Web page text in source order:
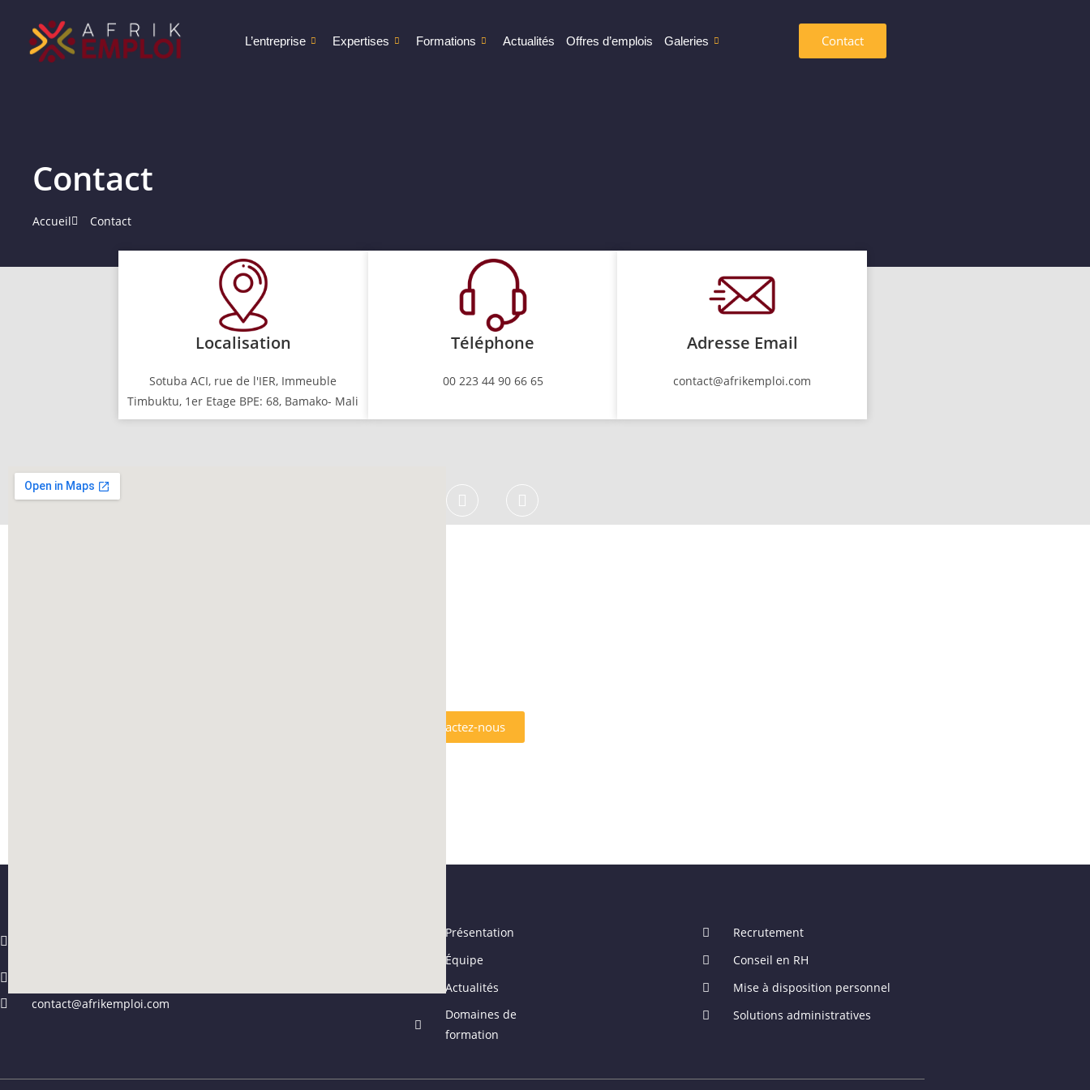
L’entreprise Expertises Formations Actualités Offres d’emplois Galeries Contact
Contact
Accueil Contact
Localisation
Sotuba ACI, rue de l'IER, Immeuble
Timbuktu, 1er Etage BPE: 68, Bamako- Mali
Téléphone
00 223 44 90 66 65
Adresse Email
contact@afrikemploi.com
Contactez-nous
contact@afrikemploi.com
Présentation
Équipe
Actualités
Domaines de
formation
Recrutement
Conseil en RH
Mise à disposition personnel
Solutions administratives